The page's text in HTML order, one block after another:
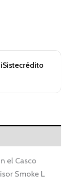
Sistecrédito
el Casco
Smoke L